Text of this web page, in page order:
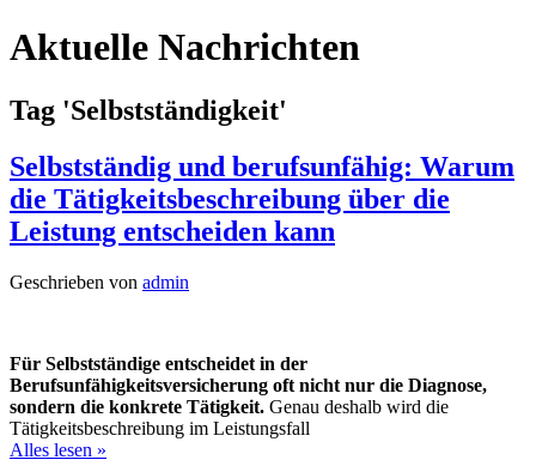
Aktuelle Nachrichten
Tag 'Selbstständigkeit'
Selbstständig und berufsunfähig: Warum
die Tätigkeitsbeschreibung über die
Leistung entscheiden kann
Geschrieben von admin
Für Selbstständige entscheidet in der
Berufsunfähigkeitsversicherung oft nicht nur die Diagnose,
sondern die konkrete Tätigkeit. Genau deshalb wird die
Tätigkeitsbeschreibung im Leistungsfall
Alles lesen »